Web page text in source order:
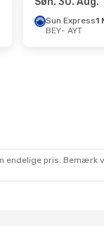
9. Sep.
Sun Express1
BEY- AYT
endelige pris.